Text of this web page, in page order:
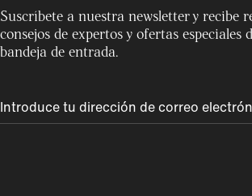
Suscríbete a nuestra newsletter y recibe
consejos de expertos y ofertas
bandeja de entrada.